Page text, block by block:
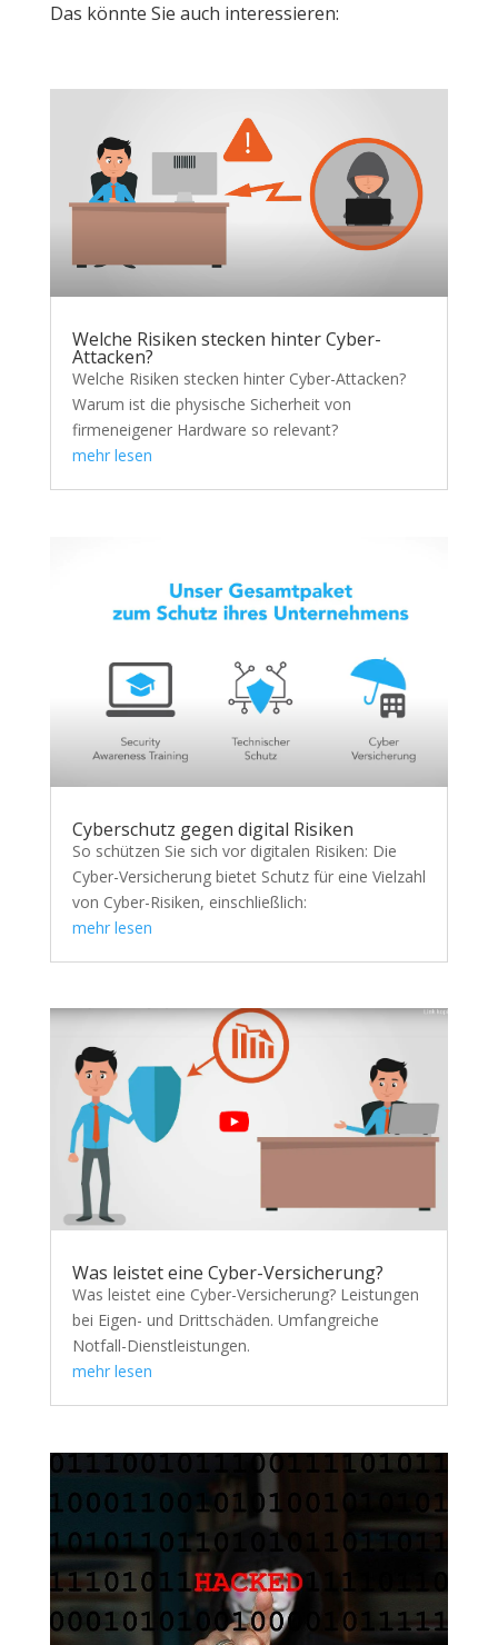
Das könnte Sie auch interessieren:
Welche Risiken stecken hinter Cyber-
Attacken?
Welche Risiken stecken hinter Cyber-Attacken?
Warum ist die physische Sicherheit von
firmeneigener Hardware so relevant?
mehr lesen
Cyberschutz gegen digital Risiken
So schützen Sie sich vor digitalen Risiken: Die
Cyber-Versicherung bietet Schutz für eine Vielzahl
von Cyber-Risiken, einschließlich:
mehr lesen
Was leistet eine Cyber-Versicherung?
Was leistet eine Cyber-Versicherung? Leistungen
bei Eigen- und Drittschäden. Umfangreiche
Notfall-Dienstleistungen.
mehr lesen